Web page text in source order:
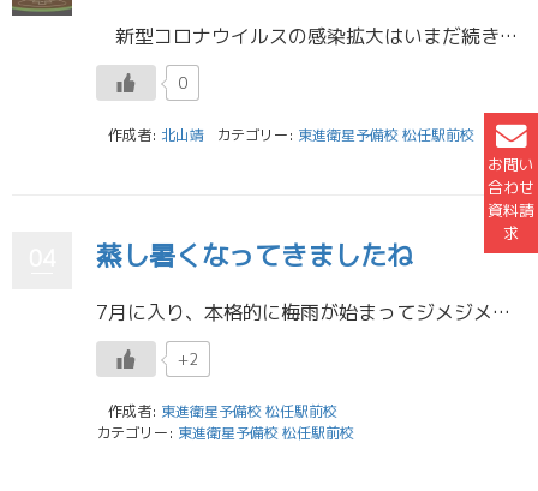
お問い
合わせ
資料請
求
新型コロナウイルスの感染拡大はいまだ続き、日常生活に大きな不自由を強いられる生活が続きます。現在の高校3年生はそのコロナ禍の中で入学し、多くの苦難を強いられながら、勉強に部活(野球)に打ち込んできたことでしょう。以下は […]
0
作成者: 北山靖 カテゴリー: 東進衛星予備校 松任駅前校
蒸し暑くなってきましたね
7月に入り、本格的に梅雨が始まってジメジメとした蒸し暑い日が続いていますがみなさんはどのように過ごしていますか？？蒸し暑さで勉強が捗らない...なんてこともあるかもしれませんね。湿度の高い日の夜は、枕元に凍らせたペットボ […]
+2
作成者: 東進衛星予備校 松任駅前校
カテゴリー: 東進衛星予備校 松任駅前校